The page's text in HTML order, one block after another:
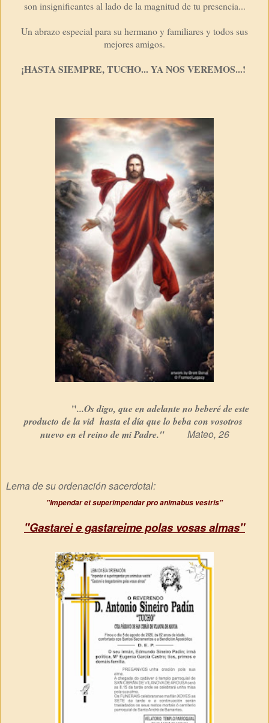
son insignificantes al lado de la magnitud de tu presencia...
Un abrazo especial para su hermano y familiares y todos sus
mejores amigos.
¡HASTA SIEMPRE, TUCHO... YA NOS VEREMOS...!
"...Os digo, que en adelante no beberé de este
productode la vidhasta el día que lo beba con vosotros
nuevo en el reino de mi Padre."
Mateo, 26
Lema de su ordenación sacerdotal:
"Impendar et superimpendar pro animabus vestris"
"Gastarei e gastareime polas vosas almas"